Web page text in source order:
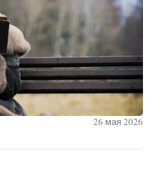
26 мая 2026